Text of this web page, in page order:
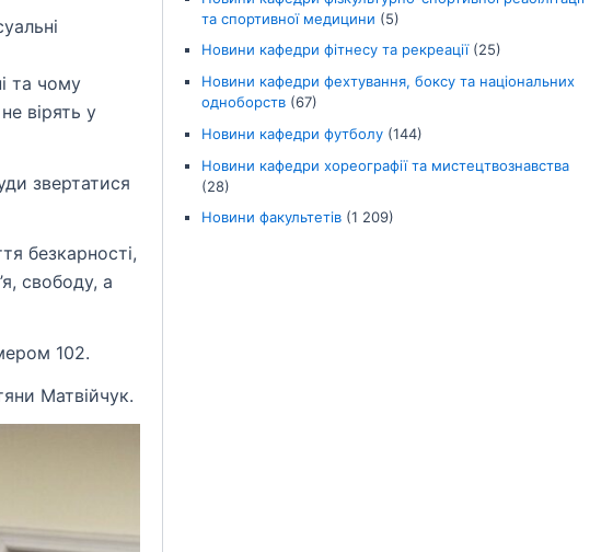
та чому
вірять у
звертатися
безкарності,
свободу, а
102.
Матвійчук.
та спортивної медицини (5)
Новини кафедри фітнесу та рекреації(25)
Новини кафедри фехтування, боксу та національних
одноборств(67)
Новини кафедри футболу(144)
Новини кафедри хореографії та мистецтвознавства
(28)
Новини факультетів(1 209)